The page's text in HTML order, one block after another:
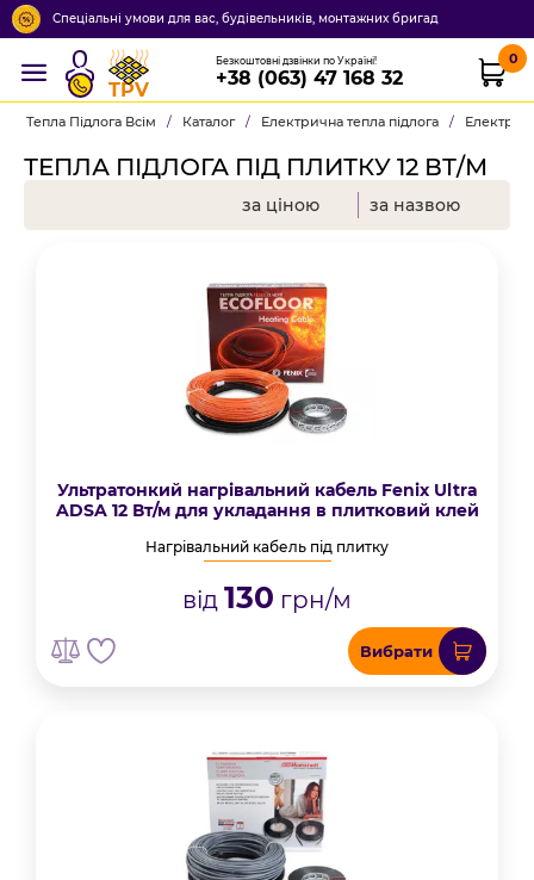
Спеціальні умови для вас, будівельників, монтажних бригад
TPV
Безкоштовні дзвінки по Україні!
+38 (063) 47 168 32
0
Тепла Підлога Всім / Каталог / Електрична тепла підлога /
ТЕПЛА ПІДЛОГА ПІД ПЛИТКУ 12 ВТ/М
за ціною за назвою
Ультратонкий нагрівальний кабель Fenix Ultra
ADSA 12 Вт/м для укладання в плитковий клей
Нагрівальний кабель під плитку
від 130 грн/м
Вибрати